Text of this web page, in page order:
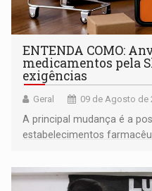
ENTENDA COMO:
medicamentos pela
exigências
Geral 09 de Agosto de
A principal mudança é a
estabelecimentos